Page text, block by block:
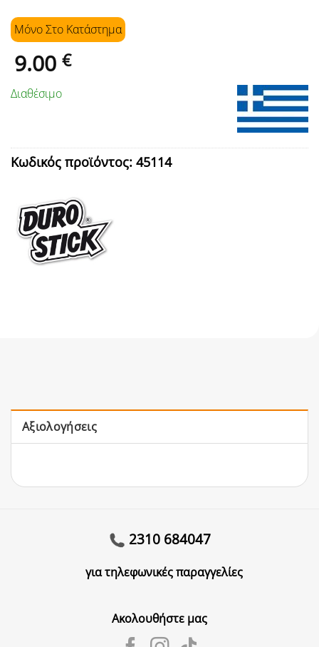
Μόνο Στo Κατάστημα
9.00 €
Διαθέσιμο
Κωδικός προϊόντος: 45114
Αξιολογήσεις
2310 684047
για τηλεφωνικές παραγγελίες
Ακολουθήστε μας